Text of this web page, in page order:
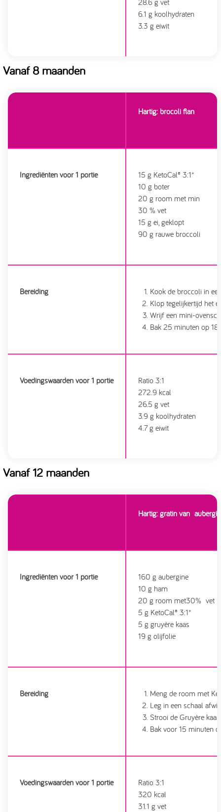
28.6 g vet
6.1 g koolhydraten
3.3 g eiwit
Vanaf 8 maanden
Hartig: brocoli flan
Ingrediënten voor 1 portie
15 g KetoCal® 3:1*
10 g boter
20 g room met min
30 % vet
15 g ei, geklopt
90 g rauwe broccoli
Bereiding
Kook de broccoli in
Klop tegelijkertijd het
Wrijf een mini-
Bak 25 minuten op
Voedingswaarden voor 1 portie
Ratio 3:1
272.9 kcal
26.5 g vet
3.9 g koolhydraten
4.7 g eiwit
Vanaf 12 maanden
Hartig: gratin van
Ingrediënten voor 1 portie
160 g aubergine
10 g ham
20 g room met30% vet
5 g KetoCal® 3:1*
5 g gruyère kaas
19 g olijfolie
Bereiding
Meng de room met
Leg in een schaal
Strooi de Gruyère
Bak voor 15 minuten
Voedingswaarden voor 1 portie
Ratio 3:1
320 kcal
31.1 g vet